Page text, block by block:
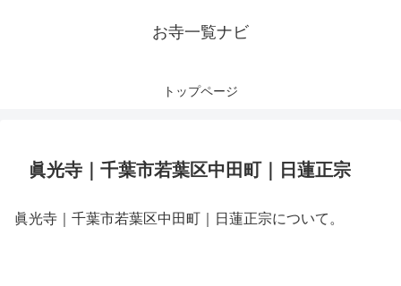
お寺一覧ナビ
トップページ
眞光寺｜千葉市若葉区中田町｜日蓮正宗
眞光寺｜千葉市若葉区中田町｜日蓮正宗について。